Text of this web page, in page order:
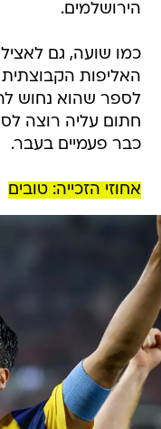
הירושלמים.
כמו שועה, גם
האליפות
לספר שהוא נחוש
חתום עליה רוצה
כבר פעמיים בעבר.
אחוזי הזכייה: טובים